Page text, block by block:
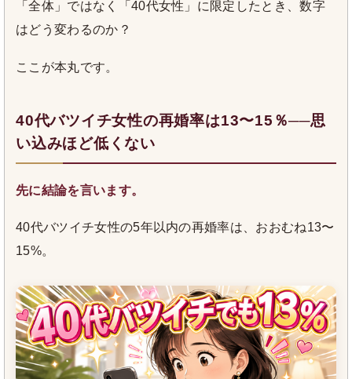
「全体」ではなく「40代女性」に限定したとき、数字
はどう変わるのか？
ここが本丸です。
40代バツイチ女性の再婚率は13〜15％──思
い込みほど低くない
先に結論を言います。
40代バツイチ女性の5年以内の再婚率は、おおむね13〜
15%。